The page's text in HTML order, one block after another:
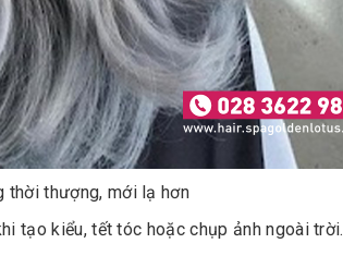
thời thượng, mới lạ hơn
tạo kiểu, tết tóc hoặc chụp ảnh ngoài trời.